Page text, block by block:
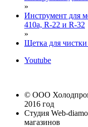
»
Инструмент для
410а, R-22 и R-32
»
Щетка для чистки
Youtube
© ООО
2016 год
Студия Web-
магазинов